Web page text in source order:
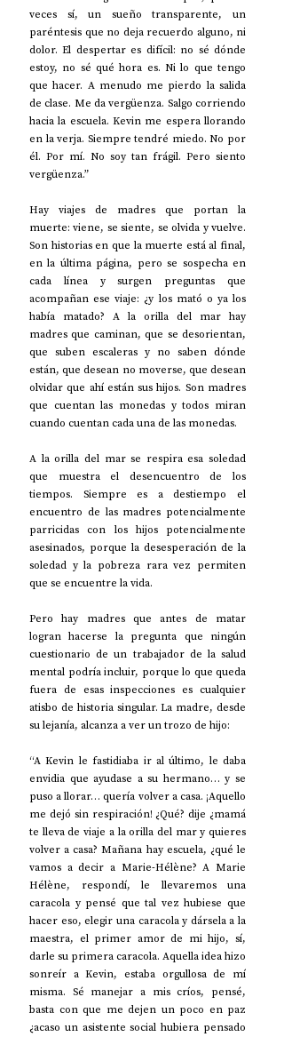
veces sí, un sueño transparente, un
paréntesis que no deja recuerdo alguno, ni
dolor. El despertar es difícil: no sé dónde
estoy, no sé qué hora es. Ni lo que tengo
que hacer. A menudo me pierdo la salida
de clase. Me da vergüenza. Salgo corriendo
hacia la escuela. Kevin me espera llorando
en la verja. Siempre tendré miedo. No por
él. Por mí. No soy tan frágil. Pero siento
vergüenza.”
Hay viajes de madres que portan la
muerte: viene, se siente, se olvida y vuelve.
Son historias en que la muerte está al final,
en la última página, pero se sospecha en
cada línea y surgen preguntas que
acompañan ese viaje: ¿y los mató o ya los
había matado? A la orilla del mar hay
madres que caminan, que se desorientan,
que suben escaleras y no saben dónde
están, que desean no moverse, que desean
olvidar que ahí están sus hijos. Son madres
que cuentan las monedas y todos miran
cuando cuentan cada una de las monedas.
A la orilla del mar se respira esa soledad
que muestra el desencuentro de los
tiempos. Siempre es a destiempo el
encuentro de las madres potencialmente
parricidas con los hijos potencialmente
asesinados, porque la desesperación de la
soledad y la pobreza rara vez permiten
que se encuentre la vida.
Pero hay madres que antes de matar
logran hacerse la pregunta que ningún
cuestionario de un trabajador de la salud
mental podría incluir, porque lo que queda
fuera de esas inspecciones es cualquier
atisbo de historia singular. La madre, desde
su lejanía, alcanza a ver un trozo de hijo:
“A Kevin le fastidiaba ir al último, le daba
envidia que ayudase a su hermano… y se
puso a llorar… quería volver a casa. ¡Aquello
me dejó sin respiración! ¿Qué? dije ¿mamá
te lleva de viaje a la orilla del mar y quieres
volver a casa? Mañana hay escuela, ¿qué le
vamos a decir a Marie-Hélène? A Marie
Hélène, respondí, le llevaremos una
caracola y pensé que tal vez hubiese que
hacer eso, elegir una caracola y dársela a la
maestra, el primer amor de mi hijo, sí,
darle su primera caracola. Aquella idea hizo
sonreír a Kevin, estaba orgullosa de mí
misma. Sé manejar a mis críos, pensé,
basta con que me dejen un poco en paz
¿acaso un asistente social hubiera pensado